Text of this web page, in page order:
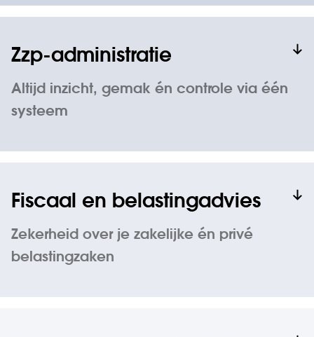
Zzp-administratie
Altijd inzicht, gemak én controle via één
systeem
Fiscaal en belastingadvies
Zekerheid over je zakelijke én privé
belastingzaken